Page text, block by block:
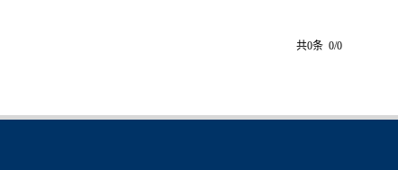
共0条 0/0